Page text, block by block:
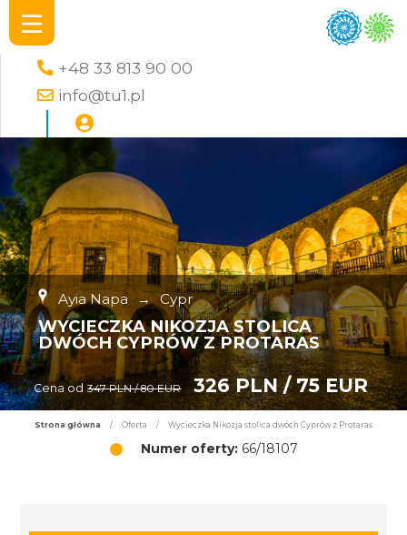
+48 33 813 90 00
info@tu1.pl
Ayia Napa → Cypr
WYCIECZKA NIKOZJA STOLICA
DWÓCH CYPRÓW Z PROTARAS
Cena od 347 PLN / 80 EUR 326 PLN / 75 EUR
Strona główna / Oferta / Wycieczka Nikozja stolica dwóch Cyprów z Protaras
Numer oferty:66/18107